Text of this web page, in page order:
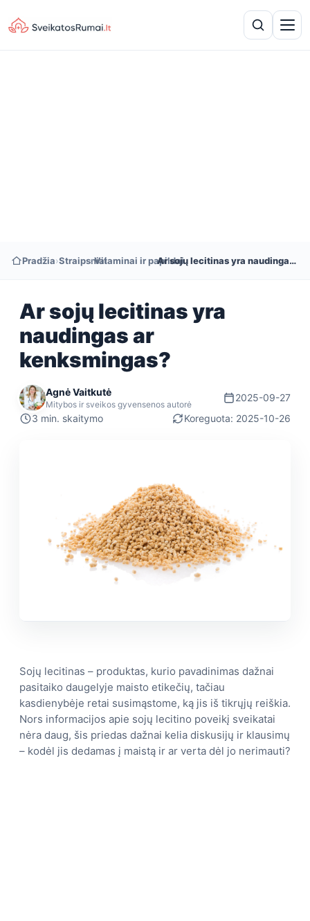
Pradžia›Straipsniai
›Vitaminai ir papildai
› Ar sojų lecitinas yra naudingas ar kenksmingas?
Ar sojų lecitinas yra
naudingas ar
kenksmingas?
Agnė Vaitkutė
Mitybos ir sveikos gyvensenos autorė
2025-09-27
3 min. skaitymo
Koreguota: 2025-10-26
Sojų lecitinas – produktas, kurio pavadinimas dažnai
pasitaiko daugelyje maisto etikečių, tačiau
kasdienybėje retai susimąstome, ką jis iš tikrųjų reiškia.
Nors informacijos apie sojų lecitino poveikį sveikatai
nėra daug, šis priedas dažnai kelia diskusijų ir klausimų
– kodėl jis dedamas į maistą ir ar verta dėl jo nerimauti?